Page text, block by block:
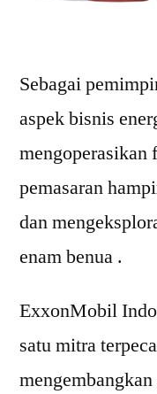
Sebagai
aspek bisnis
mengoperasikan
pemasaran
dan
enam benua .
ExxonMobil
satu mitra